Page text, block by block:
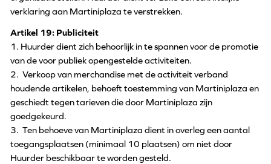
verklaring aan Martiniplaza te verstrekken.
Artikel 19: Publiciteit
1. Huurder dient zich behoorlijk in te spannen voor de promotie
van de voor publiek opengestelde activiteiten.
2. Verkoop van merchandise met de activiteit verband
houdende artikelen, behoeft toestemming van Martiniplaza en
geschiedt tegen tarieven die door Martiniplaza zijn
goedgekeurd.
3. Ten behoeve van Martiniplaza dient in overleg een aantal
toegangsplaatsen (minimaal 10 plaatsen) om niet door
Huurder beschikbaar te worden gesteld.